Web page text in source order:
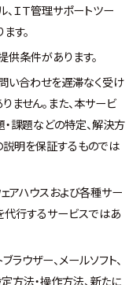
、ＩＴ管理サポートツー
す。
供条件があります。
い合わせを遅滞なく受け
ません。また、本サービ
・課題などの特定、解決方
明を保証するものでは
アハウスおよび各種サー
行するサービスではあ
ラウザー、メールソフト、
方法・操作方法、新たに